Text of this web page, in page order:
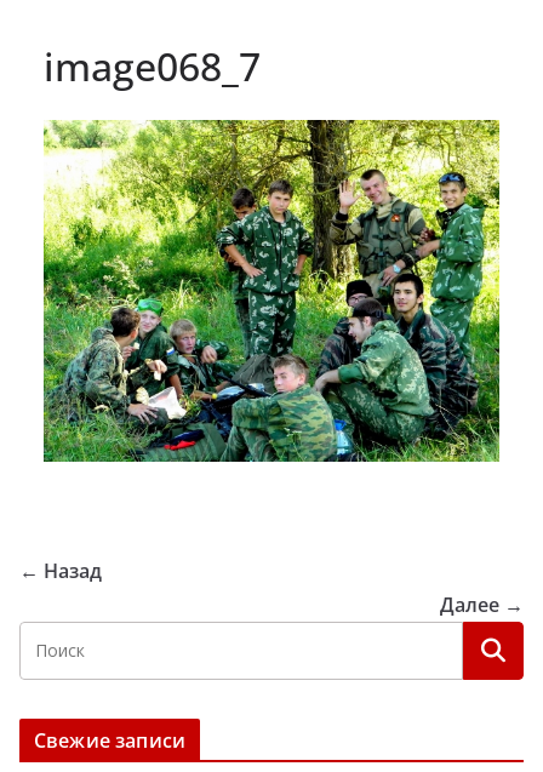
image068_7
← Назад
Далее →
Свежие записи